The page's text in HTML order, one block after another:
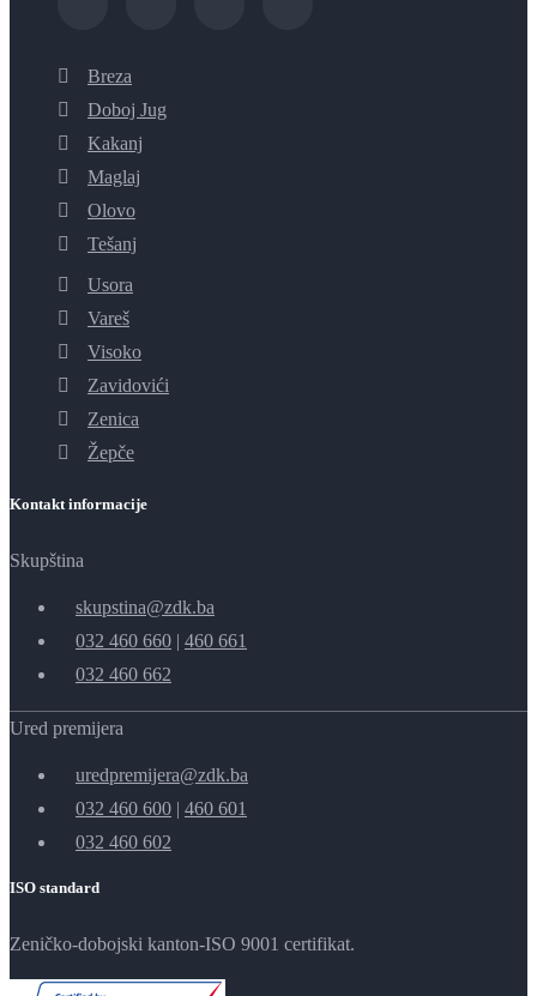
Breza
Doboj Jug
Kakanj
Maglaj
Olovo
Tešanj
Usora
Vareš
Visoko
Zavidovići
Zenica
Žepče
Kontakt informacije
Skupština
skupstina@zdk.ba
032 460 660 | 460 661
032 460 662
Ured premijera
uredpremijera@zdk.ba
032 460 600 | 460 601
032 460 602
ISO standard
Zeničko-dobojski kanton-ISO 9001 certifikat.